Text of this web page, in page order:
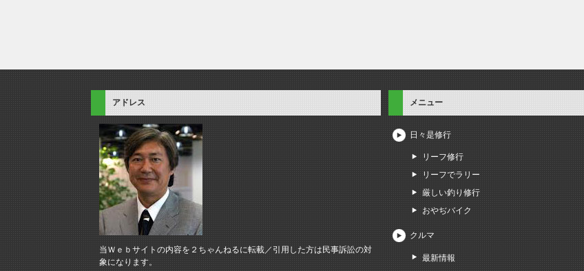
アドレス
当Ｗｅｂサイトの内容を２ちゃんねるに転載／引用した方は民事訴訟の対
象になります。
メニュー
日々是修行
リーフ修行
リーフでラリー
厳しい釣り修行
おやぢバイク
クルマ
最新情報